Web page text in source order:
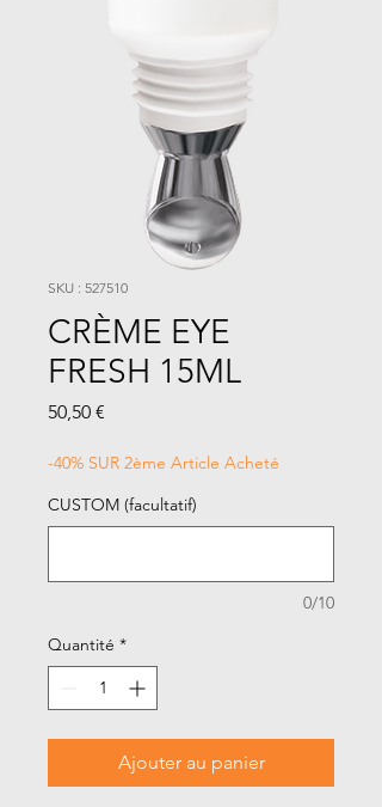
SKU : 527510
CRÈME EYE
FRESH 15ML
50,50 €
-40% SUR 2ème Article Acheté
CUSTOM (facultatif)
0/10
Quantité *
Ajouter au panier